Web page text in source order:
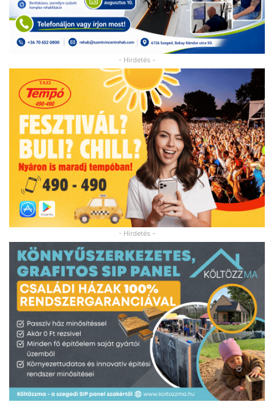
- Hirdetés -
- Hirdetés -